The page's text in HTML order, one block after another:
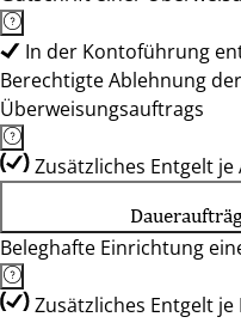
In der Kontoführung
Berechtigte Ablehnung
Überweisungsauftrags
Zusätzliches Entgelt je
Beleghafte Einrichtung
Zusätzliches Entgelt